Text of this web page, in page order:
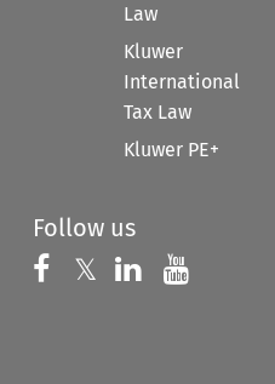
Law
Kluwer
International
Tax Law
Kluwer PE+
Follow us
Follow us on
𝕏 Follow us on
Follow us